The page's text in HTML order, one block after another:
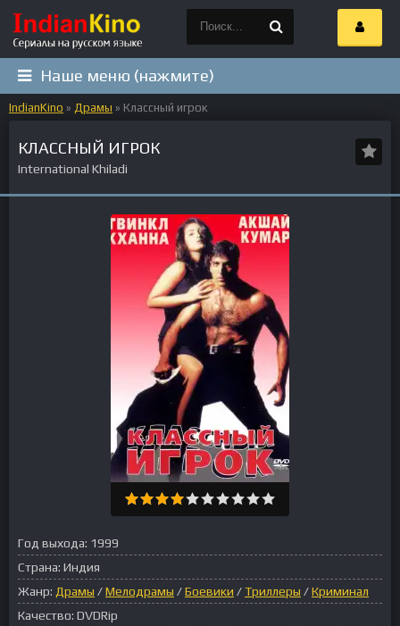
Наше меню (нажмите)
IndianKino » Драмы » Классный игрок
КЛАССНЫЙ ИГРОК
International Khiladi
Год выхода: 1999
Страна: Индия
Жанр: Драмы /Мелодрамы /Боевики /Триллеры /Криминал
Качество: DVDRip